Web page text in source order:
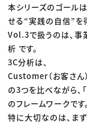
本シリーズのゴール
せる“実践の自信”を
Vol.3で扱うのは、事
析 です。
3C分析は、
Customer（お客さん
の3つを比べながら、
のフレームワークです。
特に大切なのは、まず